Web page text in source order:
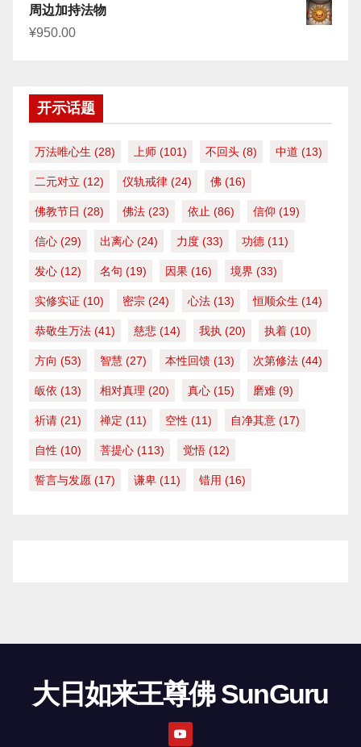
周边加持法物
¥950.00
开示话题
万法唯心生 (28) 上师 (101) 不回头 (8) 中道 (13)
二元对立 (12) 仪轨戒律 (24) 佛 (16)
佛教节日 (28) 佛法 (23) 依止 (86) 信仰 (19)
信心 (29) 出离心 (24) 力度 (33) 功德 (11)
发心 (12) 名句 (19) 因果 (16) 境界 (33)
实修实证 (10) 密宗 (24) 心法 (13) 恒顺众生 (14)
恭敬生万法 (41) 慈悲 (14) 我执 (20) 执着 (10)
方向 (53) 智慧 (27) 本性回馈 (13) 次第修法 (44)
皈依 (13) 相对真理 (20) 真心 (15) 磨难 (9)
祈请 (21) 禅定 (11) 空性 (11) 自净其意 (17)
自性 (10) 菩提心 (113) 觉悟 (12)
誓言与发愿 (17) 谦卑 (11) 错用 (16)
大日如来王尊佛 SunGuru